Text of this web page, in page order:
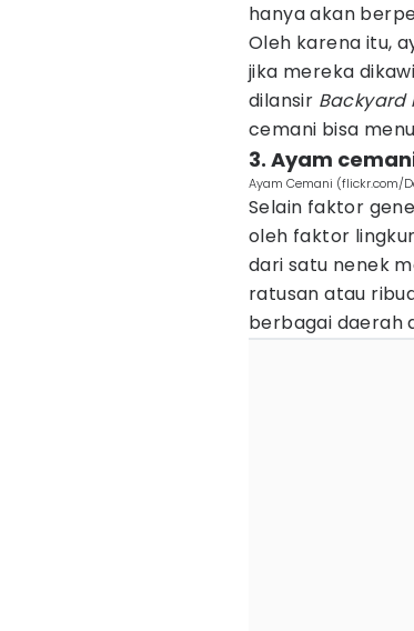
hanya akan
Oleh karena itu,
jika mereka
dilansir Backyard
cemani bisa
3. Ayam
Ayam Cemani (flickr.com/
Selain faktor
oleh faktor
dari satu nenek
ratusan atau
berbagai daerah